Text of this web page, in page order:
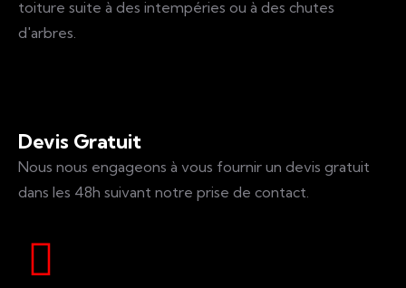
toiture suite à des intempéries ou à des chutes
d'arbres.
Devis Gratuit
Nous nous engageons à vous fournir un devis gratuit
dans les 48h suivant notre prise de contact.